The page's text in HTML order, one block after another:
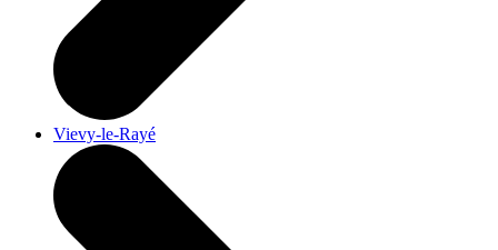
Vievy-le-Rayé